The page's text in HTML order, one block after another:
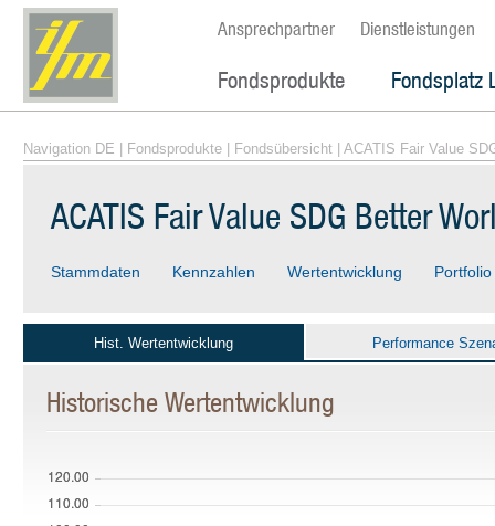
Ansprechpartner Dienstleistungen
Fondsprodukte Fondsplatz
Navigation DE Fondsprodukte Fondsübersicht | ACATIS Fair Value
ACATIS Fair Value SDG Better
Stammdaten Kennzahlen Wertentwicklung Portfolio
Hist. Wertentwicklung Performance
Historische Wertentwicklung